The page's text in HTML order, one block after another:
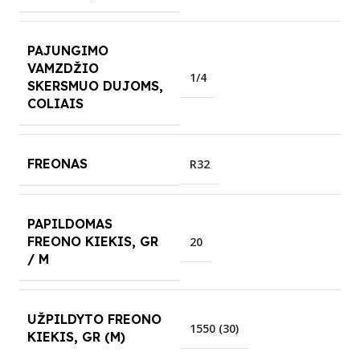
PAJUNGIMO
VAMZDŽIO
SKERSMUO DUJOMS,
COLIAIS
1/4
FREONAS R32
PAPILDOMAS
FREONO KIEKIS, GR
/ M
20
UŽPILDYTO FREONO
KIEKIS, GR (M)
1550 (30)